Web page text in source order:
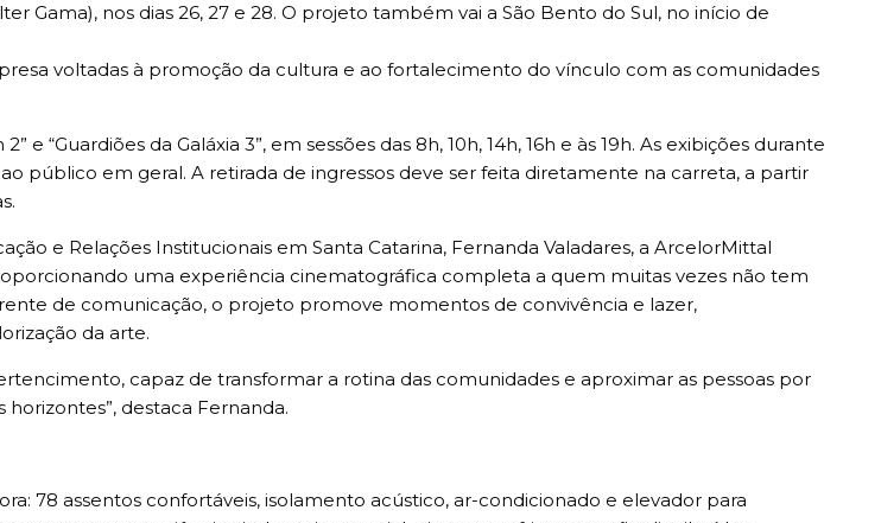
Gama), nos dias 26, 27 e 28. O projeto também vai a São Bento do Sul, no início de
voltadas à promoção da cultura e ao fortalecimento do vínculo com as comunidades
“Guardiões da Galáxia 3”, em sessões das 8h, 10h, 14h, 16h e às 19h. As exibições durante
público em geral. A retirada de ingressos deve ser feita diretamente na carreta, a partir
e Relações Institucionais em Santa Catarina, Fernanda Valadares, a ArcelorMittal
uma experiência cinematográfica completa a quem muitas vezes não tem
de comunicação, o projeto promove momentos de convivência e lazer,
da arte.
capaz de transformar a rotina das comunidades e aproximar as pessoas por
destaca Fernanda.
78 assentos confortáveis, isolamento acústico, ar-condicionado e elevador para